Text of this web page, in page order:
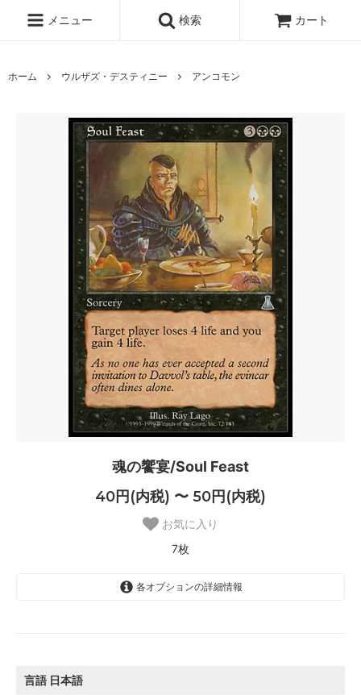
メニュー 検索 カート
ホーム ウルザズ・デスティニー アンコモン
魂の饗宴/Soul Feast
40円(内税) 〜 50円(内税)
お気に入り
7枚
各オプションの詳細情報
言語 日本語